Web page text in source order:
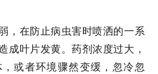
，在防止病虫害时喷洒的一系
成叶片发黄。药剂浓度过大，
或者环境骤然变缓，忽冷忽